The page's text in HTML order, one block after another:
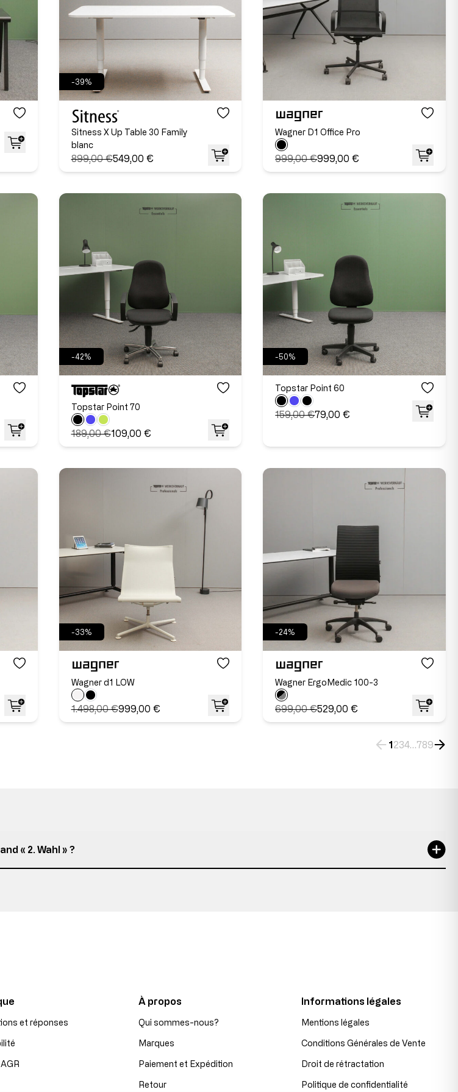
-39%
Sitness X Up Table 30 Family
blanc
899,00 €549,00 €
Wagner D1 Office Pro
999,00 €999,00 €
-42%
Topstar Point 70
189,00 €109,00 €
-50%
Topstar Point 60
159,00 €79,00 €
-33%
Wagner d1 LOW
1.498,00 €999,00 €
-24%
Wagner ErgoMedic 100-3
699,00 €529,00 €
1 234…789
« 2. Wahl » ?
et réponses
À propos
Qui sommes-nous?
Marques
Paiement et Expédition
Retour
Informations légales
Mentions légales
Conditions Générales de Vente
Droit de rétractation
Politique de confidentialité